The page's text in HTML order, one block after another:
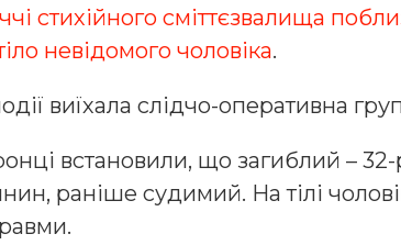
стихійного сміттєзвалища
невідомого чоловіка.
виїхала слідчо-оперативна
встановили, що загиблий – 32-
раніше судимий. На тілі